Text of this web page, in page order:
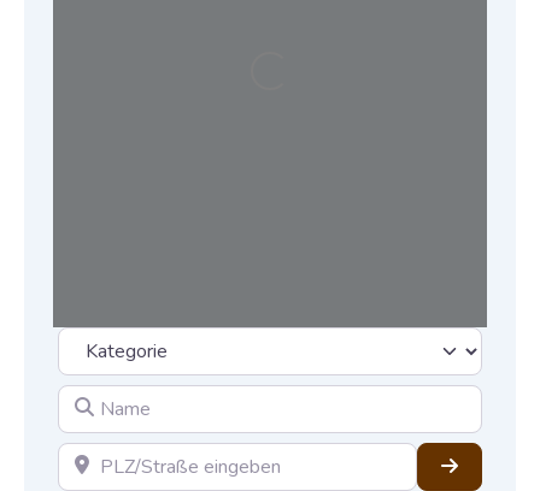
Kategorie
Name
PLZ/Straße eingeben Suchen